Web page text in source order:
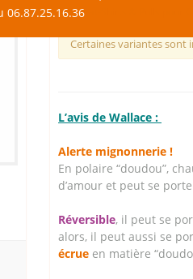
06.87.25.16.36Sweat-Shirts & Pulls pour
Certaines variantes sont
L’avis de Wallace :
Alerte mignonnerie !
En polaire “doudou”,
d’amour et peut se
Réversible, il peut se
alors, il peut aussi se
écrue en matière